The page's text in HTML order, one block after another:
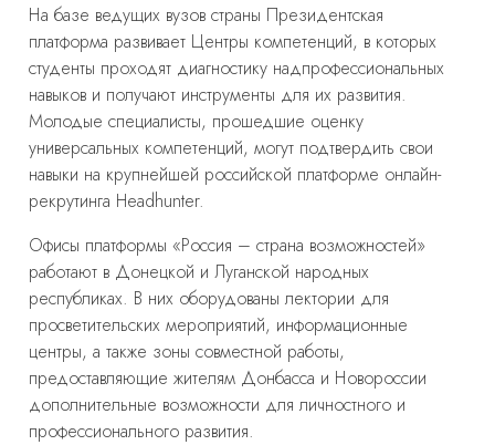
На базе ведущих вузов страны Президентская
платформа развивает Центры компетенций, в которых
студенты проходят диагностику надпрофессиональных
навыков и получают инструменты для их развития.
Молодые специалисты, прошедшие оценку
универсальных компетенций, могут подтвердить свои
навыки на крупнейшей российской платформе онлайн-
рекрутинга Headhunter.
Офисы платформы «Россия – страна возможностей»
работают в Донецкой и Луганской народных
республиках. В них оборудованы лектории для
просветительских мероприятий, информационные
центры, а также зоны совместной работы,
предоставляющие жителям Донбасса и Новороссии
дополнительные возможности для личностного и
профессионального развития.